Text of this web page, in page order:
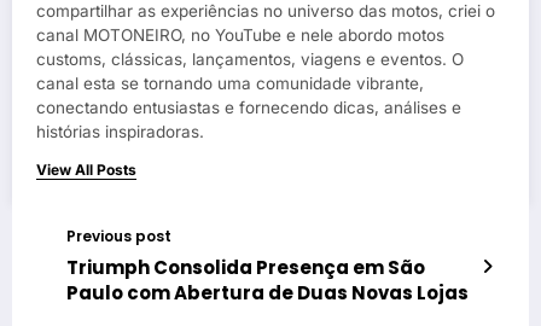
compartilhar as experiências no universo das motos, criei o
canal MOTONEIRO, no YouTube e nele abordo motos
customs, clássicas, lançamentos, viagens e eventos. O
canal esta se tornando uma comunidade vibrante,
conectando entusiastas e fornecendo dicas, análises e
histórias inspiradoras.
View All Posts
Previous post
Triumph Consolida Presença em São
Paulo com Abertura de Duas Novas Lojas